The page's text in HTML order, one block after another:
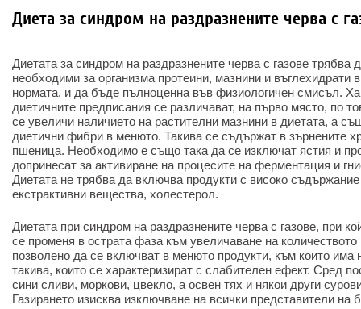
Диета за синдром на раздразнените черва с
Диетата за синдром на раздразнените черва с газове трябва
необходими за организма протеини, мазнини и въглехидрати
нормата, и да бъде пълноценна във физиологичен смисъл.
диетичните предписания се различават, на първо място, по
се увеличи наличието на растителни мазнини в диетата, а
диетични фибри в менюто. Такива се съдържат в зърнените
пшеница. Необходимо е също така да се изключат ястия и
допринесат за активиране на процесите на ферментация и
Диетата не трябва да включва продукти с високо
екстрактивни вещества, холестерол.
Диетата при синдром на раздразнените черва с газове, при
се променя в острата фаза към увеличаване на
позволено да се включват в менюто продукти, към които има
такива, които се характеризират с слабителен ефект. Сред
сини сливи, моркови, цвекло, а освен тях и някои други
Газирането изисква изключване на всички представители на